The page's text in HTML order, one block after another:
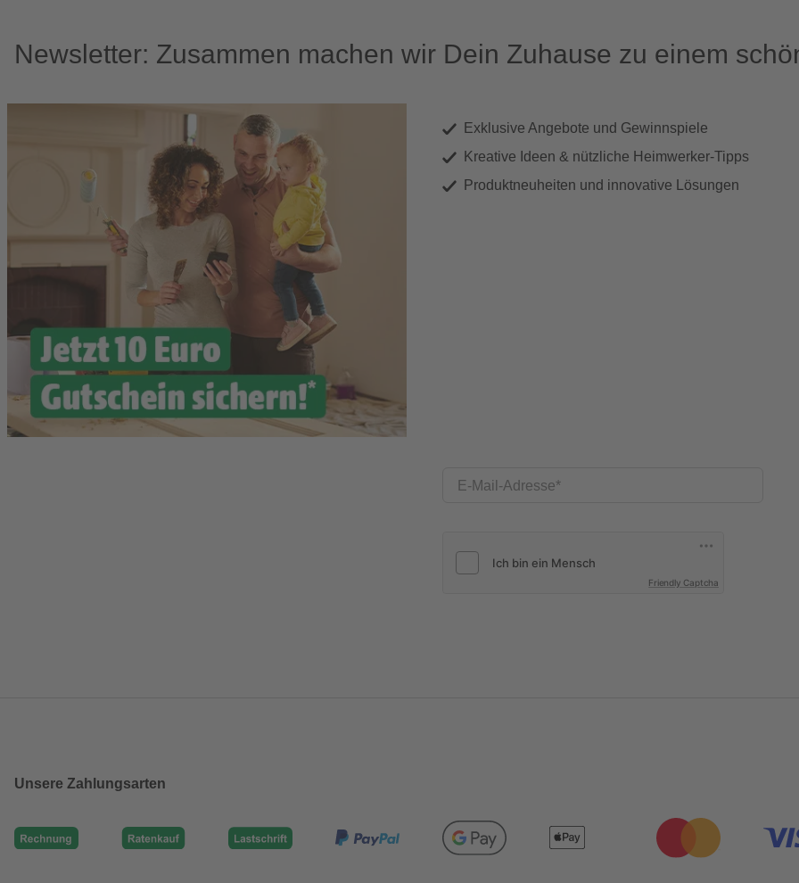
Newsletter: Zusammen machen wir Dein Zuhause zu einem
Exklusive Angebote und Gewinnspiele
Kreative Ideen & nützliche Heimwerker-Tipps
Produktneuheiten und innovative Lösungen
E-Mail-Adresse
Friendly Captcha
Unsere Zahlungsarten